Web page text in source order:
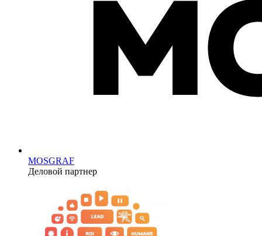
MOSGRAF
Деловой партнер